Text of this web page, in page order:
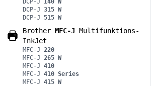
DCP-J 140 W
DCP-J 315 W
DCP-J 515 W
Brother MFC-J Multifunktions-
InkJet
MFC-J 220
MFC-J 265 W
MFC-J 410
MFC-J 410 Series
MFC-J 415 W